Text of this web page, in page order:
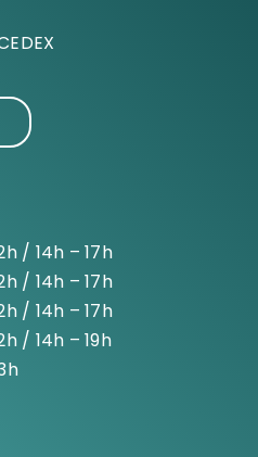
/ 14h – 17h
/ 14h – 17h
/ 14h – 17h
/ 14h – 19h